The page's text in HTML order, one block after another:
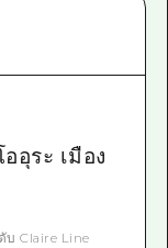
อุระ เมือง
บ Claire Line